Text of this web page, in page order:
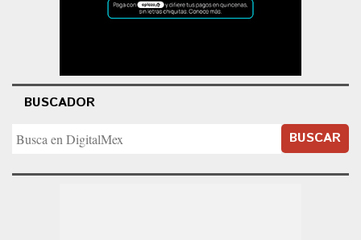
BUSCADOR
BUSCAR